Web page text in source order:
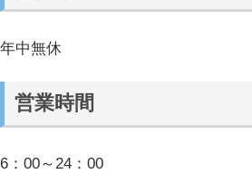
年中無休
営業時間
6：00～24：00